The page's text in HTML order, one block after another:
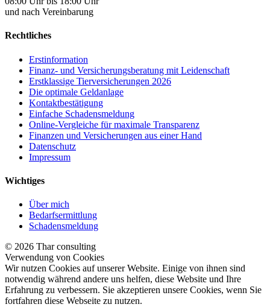
und nach Vereinbarung
Rechtliches
Erstinformation
Finanz- und Versicherungsberatung mit Leidenschaft
Erstklassige Tierversicherungen 2026
Die optimale Geldanlage
Kontaktbestätigung
Einfache Schadensmeldung
Online-Vergleiche für maximale Transparenz
Finanzen und Versicherungen aus einer Hand
Datenschutz
Impressum
Wichtiges
Über mich
Bedarfsermittlung
Schadensmeldung
© 2026 Thar consulting
Verwendung von Cookies
Wir nutzen Cookies auf unserer Website. Einige von ihnen sind
notwendig während andere uns helfen, diese Website und Ihre
Erfahrung zu verbessern. Sie akzeptieren unsere Cookies, wenn Sie
fortfahren diese Webseite zu nutzen.